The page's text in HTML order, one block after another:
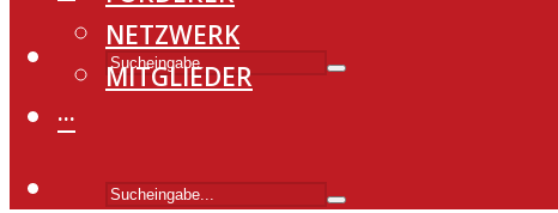
NETZWERK
MITGLIEDER
···